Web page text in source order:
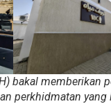
bakal memberikan
perkhidmatan